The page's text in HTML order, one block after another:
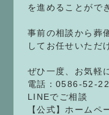
を進めることがで
事前の相談から葬
してお任せいただ
ぜひ一度、お気軽
電話：0586-52-
LINEでご相談
【公式】ホームペ